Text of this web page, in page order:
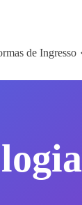
de Ingresso